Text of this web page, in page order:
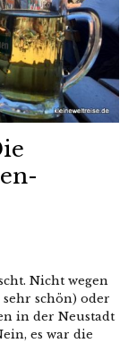
Nicht wegen
schön) oder
in der Neustadt
es war die